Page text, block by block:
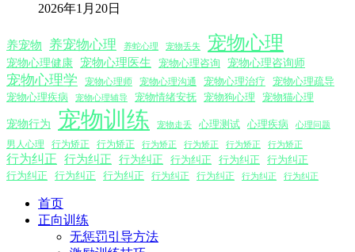
2026年1月20日
养宠物 养宠物心理 养蛇心理 宠物丢失 宠物心理
宠物心理健康 宠物心理医生 宠物心理咨询 宠物心理咨询师
宠物心理学 宠物心理师 宠物心理沟通 宠物心理治疗
宠物心理疏导
宠物心理疾病
宠物心理辅导 宠物情绪安抚 宠物狗心理 宠物猫心理
宠物行为 宠物训练 宠物走丢 心理测试 心理疾病 心理问题
男人心理 行为矫正 行为矫正 行为矫正 行为矫正 行为矫正 行为矫正
行为纠正 行为纠正 行为纠正 行为纠正 行为纠正
行为纠正
行为纠正
行为纠正 行为纠正 行为纠正 行为纠正 行为纠正 行为纠正
首页
正向训练
无惩罚引导方法